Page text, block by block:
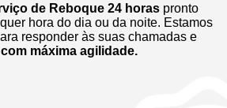
de Reboque 24 horas pronto
hora do dia ou da noite. Estamos
responder às suas chamadas e
máxima agilidade.